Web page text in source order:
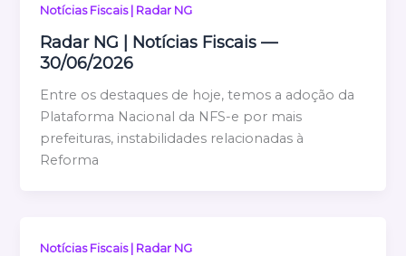
Notícias Fiscais | Radar NG
Radar NG | Notícias Fiscais —
30/06/2026
Entre os destaques de hoje, temos a adoção da
Plataforma Nacional da NFS-e por mais
prefeituras, instabilidades relacionadas à
Reforma
Notícias Fiscais | Radar NG